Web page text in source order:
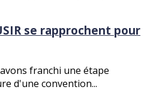
se rapprochent pour
franchi une étape
d'une convention...